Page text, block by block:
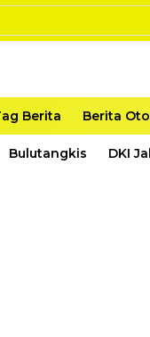
Berita Berita
Bulutangkis DKI